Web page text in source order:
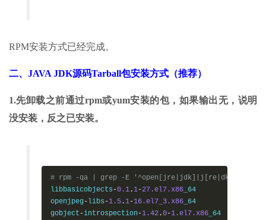
RPM安装方式已经完成。
二、JAVA JDK源码Tarball包安装方式（推荐）
1.先卸载之前通过rpm或yum安装的包，如果输出无，说明
没安装，反之已安装。
# rpm -qa | grep -E '^open[jre|jdk]|j[re|dk]'
libbasicobjects -0.1 . 1-27.el7.x86 _64
openjpeg-libs -1.5 . 1-16.el7_3.x86 _64
gobject -introspection-1.42 .0-1.el7.x86 _64